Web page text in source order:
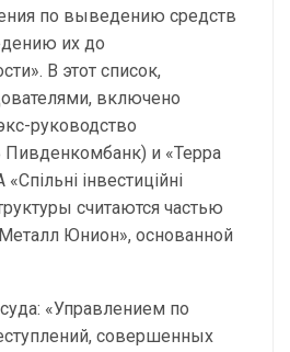
по выведению средств
их до
В этот список,
включено
руководство
и «Терра
інвестиційні
считаются частью
Юнион», основанной
«Управлением по
совершенных